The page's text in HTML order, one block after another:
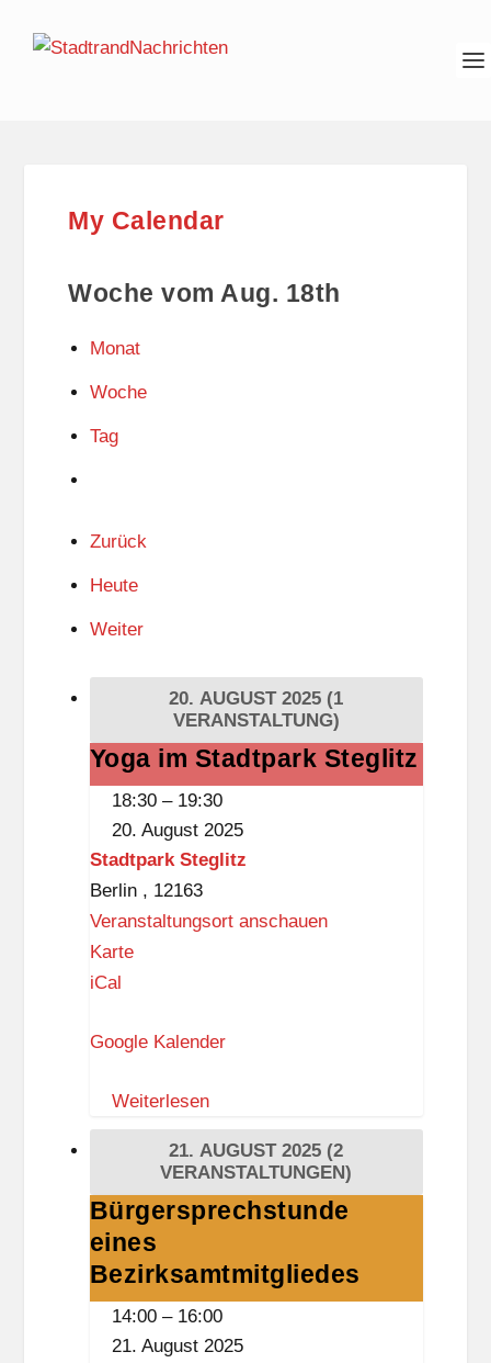
My Calendar
Woche vom Aug. 18th
Monat
Woche
Tag
Zurück
Heute
Weiter
20. AUGUST 2025 (1
VERANSTALTUNG)
Yoga
im
Stadtpark
Steglitz
Yoga im Stadtpark Steglitz
18:30 – 19:30
20. August 2025
Stadtpark Steglitz
Berlin , 12163
Veranstaltungsort anschauen
KarteS
d
p
a
k
S
t
e
g
l
iCal
Google Kalender
Weiterlesen
21. AUGUST 2025 (2
VERANSTALTUNGEN)
Bürgersprechstunde
eines
Bezirksamtmitgliedes
Bürgersprechstunde
eines
Bezirksamtmitgliedes
14:00 – 16:00
21. August 2025